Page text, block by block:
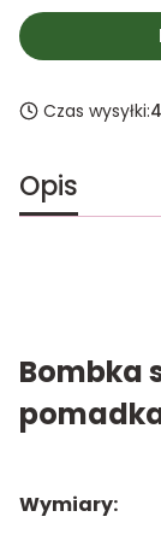
Czas wysyłki:
Opis
Bombka
Wymiary: